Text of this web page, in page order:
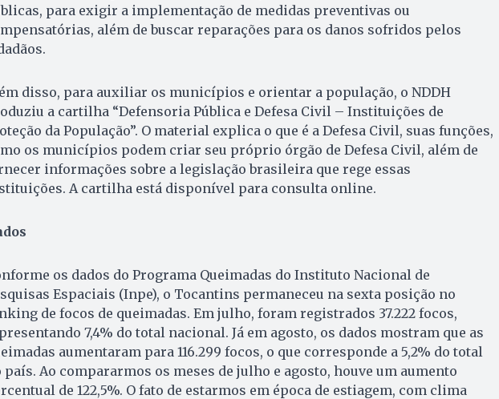
para exigir a implementação de medidas preventivas ou
além de buscar reparações para os danos sofridos pelos
disso, para auxiliar os municípios e orientar a população, o NDDH
a cartilha “Defensoria Pública e Defesa Civil – Instituições de
da População”. O material explica o que é a Defesa Civil, suas funções,
os municípios podem criar seu próprio órgão de Defesa Civil, além de
informações sobre a legislação brasileira que rege essas
A cartilha está disponível para consulta online.
os dados do Programa Queimadas do Instituto Nacional de
Espaciais (Inpe), o Tocantins permaneceu na sexta posição no
de focos de queimadas. Em julho, foram registrados 37.222 focos,
7,4% do total nacional. Já em agosto, os dados mostram que as
aumentaram para 116.299 focos, o que corresponde a 5,2% do total
país. Ao compararmos os meses de julho e agosto, houve um aumento
de 122,5%. O fato de estarmos em época de estiagem, com clima